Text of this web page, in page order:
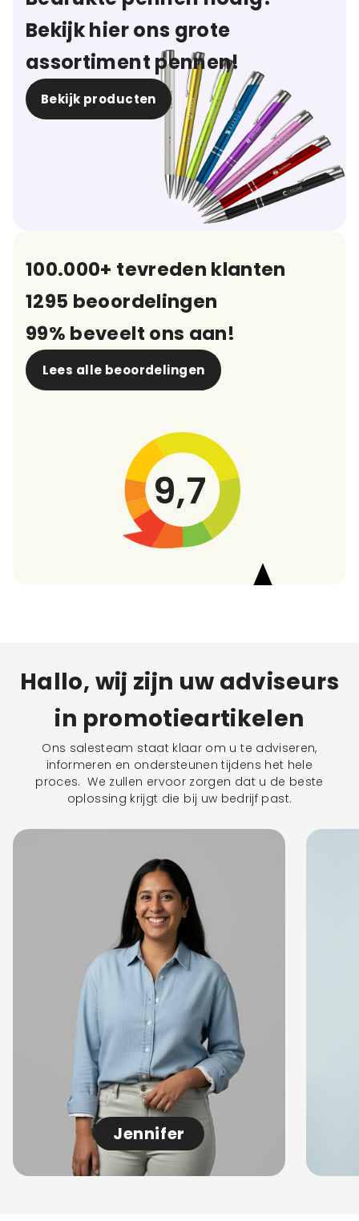
Bekijk hier ons grote
assortiment pennen!
Bekijk producten
100.000+ tevreden klanten
1295 beoordelingen
99% beveelt ons aan!
Lees alle beoordelingen
9,7
Hallo, wij zijn uw adviseurs
in promotieartikelen
Ons salesteam staat klaar om u te adviseren,
informeren en ondersteunen tijdens het hele
proces. We zullen ervoor zorgen dat u de beste
oplossing krijgt die bij uw bedrijf past.
Jennifer